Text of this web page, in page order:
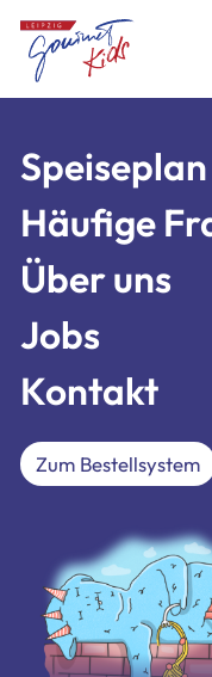
Inhalt überspringen
Über
Jobs
Kontakt
Zum
Allgemeine
Impressum
Datenschutz
Speiseplan
Häufige
Über uns
Jobs
Kontakt
Zum Bestellsystem